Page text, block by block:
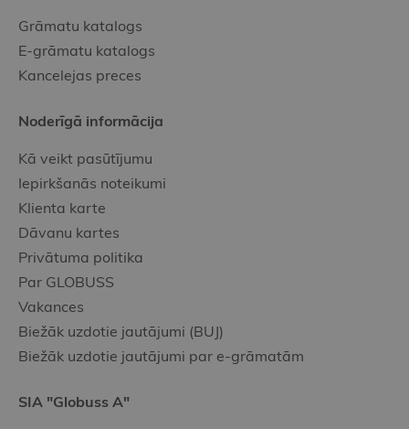
Grāmatu katalogs
E-grāmatu katalogs
Kancelejas preces
Noderīgā informācija
Kā veikt pasūtījumu
Iepirkšanās noteikumi
Klienta karte
Dāvanu kartes
Privātuma politika
Par GLOBUSS
Vakances
Biežāk uzdotie jautājumi (BUJ)
Biežāk uzdotie jautājumi par e-grāmatām
SIA "Globuss A"